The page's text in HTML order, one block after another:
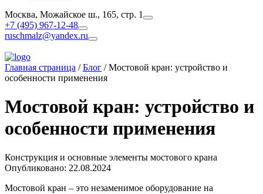
Москва, Можайское ш., 165, стр. 1
+7 (495) 967-12-48
ruschmalz@yandex.ru
Главная страница /Блог /Мостовой кран: устройство и
особенности применения
Мостовой кран: устройство и
особенности применения
Конструкция и основные элементы мостового крана
Опубликовано: 22.08.2024
Мостовой кран – это незаменимое оборудование на